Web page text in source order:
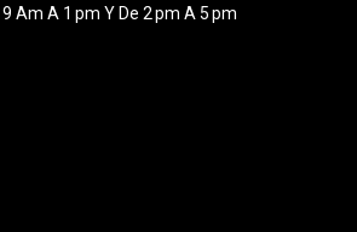
Am A 1 Pm Y De 2 Pm A 5 Pm